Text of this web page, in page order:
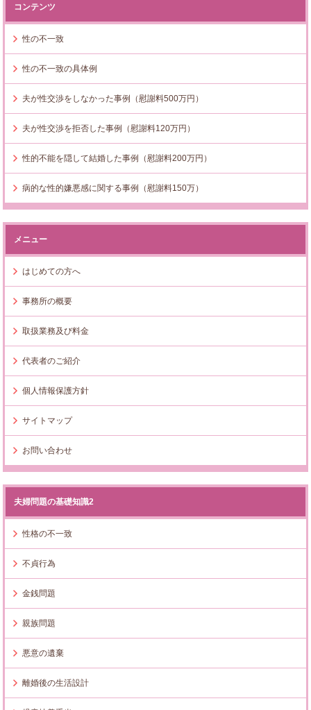
コンテンツ
性の不一致
性の不一致の具体例
夫が性交渉をしなかった事例（慰謝料500万円）
夫が性交渉を拒否した事例（慰謝料120万円）
性的不能を隠して結婚した事例（慰謝料200万円）
病的な性的嫌悪感に関する事例（慰謝料150万）
メニュー
はじめての方へ
事務所の概要
取扱業務及び料金
代表者のご紹介
個人情報保護方針
サイトマップ
お問い合わせ
夫婦問題の基礎知識2
性格の不一致
不貞行為
金銭問題
親族問題
悪意の遺棄
離婚後の生活設計